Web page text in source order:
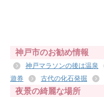
神戸市のお勧め情報
神戸マラソンの後は温泉
遊券
古代の化石発掘
夜景の綺麗な場所